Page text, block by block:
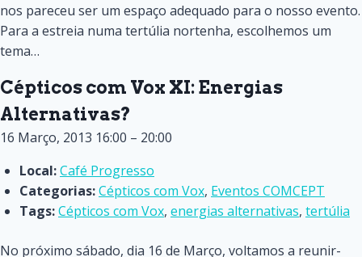
nos pareceu ser um espaço adequado para o nosso evento.
Para a estreia numa tertúlia nortenha, escolhemos um
tema…
Cépticos com Vox XI: Energias
Alternativas?
16 Março, 2013 16:00 – 20:00
Local:Café Progresso
Categorias:Cépticos com Vox, Eventos COMCEPT
Tags:Cépticos com Vox, energias alternativas, tertúlia
No próximo sábado, dia 16 de Março, voltamos a reunir-